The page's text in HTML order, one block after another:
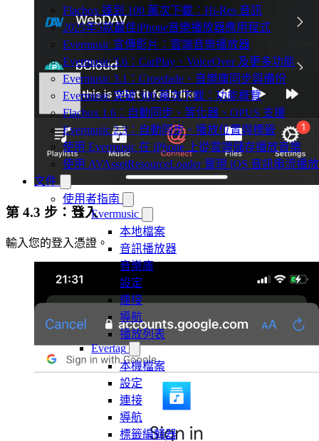
Flacbox 達到 100 萬次下載：Hi-Res 音訊
2025年5款最佳iPhone音樂播放器應用程式
Evermusic 宣傳影片：雲端音樂播放器
Evermusic 3.6：CarPlay、VoiceOver 及更多功能
Evermusic 3.1：Crossfade、音樂庫同步與備份
Evermusic 突破 300 萬次下載：功能概覽
Flacbox 1.6：自動同步、等化器、OPUS 支援
Evermusic 2.3：自動同步、播放位置與標籤
使用 Evermusic 在 iPhone 上從雲端儲存播放音樂
使用 AVAssetResourceLoader 實現 iOS 音訊串流播放
文件
使用者指南
Evermusic
本地檔案
音訊播放器
音樂庫
設定
連接
導航
播放列表
Evertag
本機檔案
設定
連接
導航
標籤編輯器
第 4.3 步：登入
輸入您的登入憑證。